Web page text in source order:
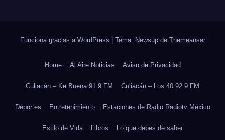
Funciona gracias a WordPress Tema: Newsup de Themeansar
Home Al Aire Noticias Aviso de Privacidad
Culiacán – Ke Buena 91.9 FM Culiacán – Los 40 92.9 FM
Deportes Entretenimiento Estaciones de Radio Radiotv México
Estilo de Vida Libros Lo que debes de saber